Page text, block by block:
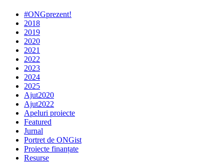
#ONGprezent!
2018
2019
2020
2021
2022
2023
2024
2025
Ajut2020
Ajut2022
Apeluri proiecte
Featured
Jurnal
Portret de ONGist
Proiecte finanțate
Resurse